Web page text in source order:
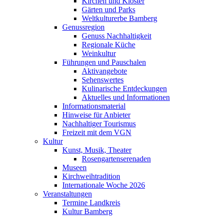
Gärten und Parks
Weltkulturerbe Bamberg
Genussregion
Genuss Nachhaltigkeit
Regionale Küche
Weinkultur
Führungen und Pauschalen
Aktivangebote
Sehenswertes
Kulinarische Entdeckungen
Aktuelles und Informationen
Informationsmaterial
Hinweise für Anbieter
Nachhaltiger Tourismus
Freizeit mit dem VGN
Kultur
Kunst, Musik, Theater
Rosengartenserenaden
Museen
Kirchweihtradition
Internationale Woche 2026
Veranstaltungen
Termine Landkreis
Kultur Bamberg